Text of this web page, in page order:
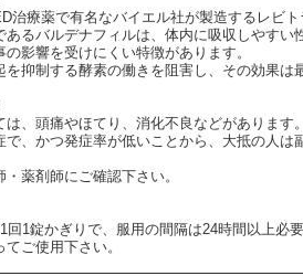
治療薬で有名なバイエル社が製造するレビ
あるバルデナフィルは、体内に吸収しやすい
影響を受けにくい特徴があります。
抑制する酵素の働きを阻害し、その効果は
、頭痛やほてり、消化不良などがあります。
で、かつ発症率が低いことから、大抵の人は
薬剤師にご確認下さい。
回1錠かぎりで、服用の間隔は24時間以上必要
ご使用下さい。